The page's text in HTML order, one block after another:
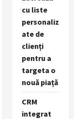
cu liste
personaliz
ate de
clienți
pentru a
targeta o
nouă piață
CRM
integrat